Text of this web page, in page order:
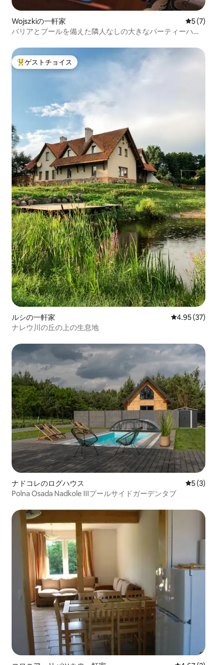
Wojszkiの一軒家 レビュー
5 (7)
バリアとプールを備えた隣人なしの大きなパーティーハウ
大好評のゲストチョイスです。
ゲストチョイス
ルシの一軒家 レビュー37
4.95 (37)
ナレウ川の丘の上の生息地
ナドコレのログハウス レビュー
5 (3)
Polna Osada Nadkole IIIプールサイドガーデンタブ